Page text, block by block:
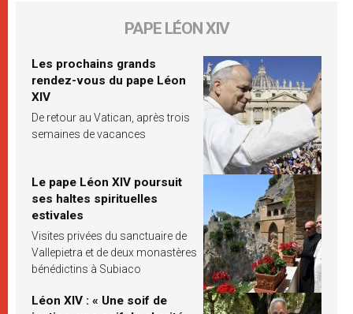
PAPE LÉON XIV
Les prochains grands
rendez-vous du pape Léon
XIV
De retour au Vatican, après trois
semaines de vacances
Le pape Léon XIV poursuit
ses haltes spirituelles
estivales
Visites privées du sanctuaire de
Vallepietra et de deux monastères
bénédictins à Subiaco
Léon XIV : « Une soif de